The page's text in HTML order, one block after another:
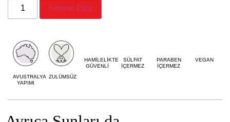
Sepete Ekle
AVUSTRALYA
YAPIMI
ZULÜMSÜZ
HAMİLELİKTE
GÜVENLİ
SÜLFAT
İÇERMEZ
PARABEN
İÇERMEZ
VEGAN